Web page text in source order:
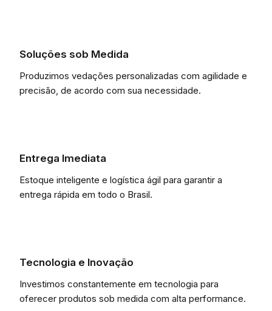
Soluções sob Medida
Produzimos vedações personalizadas com agilidade e
precisão, de acordo com sua necessidade.
Entrega Imediata
Estoque inteligente e logística ágil para garantir a
entrega rápida em todo o Brasil.
Tecnologia e Inovação
Investimos constantemente em tecnologia para
oferecer produtos sob medida com alta performance.